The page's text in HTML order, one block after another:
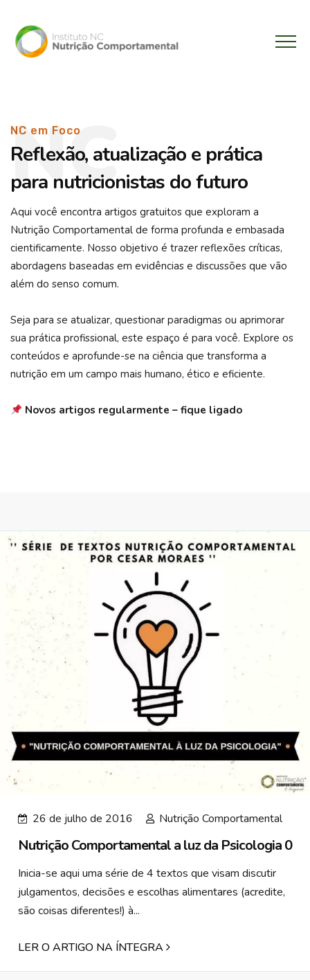
NC em Foco
NC
Reflexão, atualização e prática
para nutricionistas do futuro
Aqui você encontra artigos gratuitos que exploram a
Nutrição Comportamental de forma profunda e embasada
cientificamente. Nosso objetivo é trazer reflexões críticas,
abordagens baseadas em evidências e discussões que vão
além do senso comum.
Seja para se atualizar, questionar paradigmas ou aprimorar
sua prática profissional, este espaço é para você. Explore os
conteúdos e aprofunde-se na ciência que transforma a
nutrição em um campo mais humano, ético e eficiente.
Novos artigos regularmente – fique ligado
26 de julho de 2016 Nutrição Comportamental
Nutrição Comportamental a luz da Psicologia 0
Inicia-se aqui uma série de 4 textos que visam discutir
julgamentos, decisões e escolhas alimentares (acredite,
são coisas diferentes!) à...
LER O ARTIGO NA ÍNTEGRA